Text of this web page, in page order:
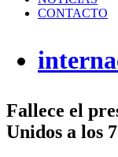
CONTACTO
Fallece el
Unidos a los